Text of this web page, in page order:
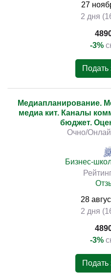
27
2 дня
-3%
Подать
Медиапланирование.
медиа кит. Каналы
бюджет.
Очно/
Бизнес-
28
2 дня
-3%
Подать